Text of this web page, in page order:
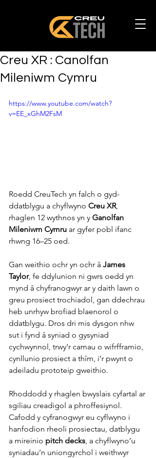
Creu XR : Canolfan
Mileniwm Cymru
https://www.youtube.com/watch?
v=EE_xGhM2FsM
Roedd CreuTech yn falch o gyd-
ddatblygu a chyflwyno Creu XR,
rhaglen 12 wythnos yn y Ganolfan
Mileniwm Cymru ar gyfer pobl ifanc
rhwng 16–25 oed.
Gan weithio ochr yn ochr â James
Taylor, fe ddylunion ni gwrs oedd yn
mynd â chyfranogwyr ar y daith lawn o
greu prosiect trochiadol, gan ddechrau
heb unrhyw brofiad blaenorol o
ddatblygu. Dros dri mis dysgon nhw
sut i fynd â syniad o gysyniad
cychwynnol, trwy’r camau o wifrfframio,
cynllunio prosiect a thîm, i’r pwynt o
adeiladu prototeip gweithio.
Rhoddodd y rhaglen bwyslais cyfartal ar
sgiliau creadigol a phroffesiynol.
Cafodd y cyfranogwyr eu cyflwyno i
hanfodion rheoli prosiectau, datblygu
a mireinio pitch decks , a chyflwyno’u
syniadau’n uniongyrchol i weithwyr